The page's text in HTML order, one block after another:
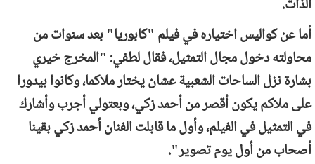
الذات.
أما عن كواليس اختياره في فيلم "كابوريا" بعد سنوات من
محاولته دخول مجال التمثيل، فقال لطفي: "المخرج خيري
بشارة نزل الساحات الشعبية عشان يختار ملاكما، وكانوا بيدورا
على ملاكم يكون أقصر من أحمد زكي، وبعتولي أجرب وأشارك
في التمثيل في الفيلم، وأول ما قابلت الفنان أحمد زكي بقينا
أصحاب من أول يوم تصوير".